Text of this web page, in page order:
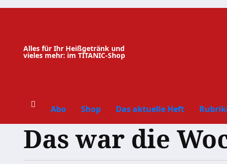
Zum
Alles für Ihr Heißgetränk und
vieles mehr: im TITANIC-Shop
Abo Shop Das aktuelle Heft
Das war die